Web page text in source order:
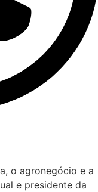
o agronegócio e a
e presidente da